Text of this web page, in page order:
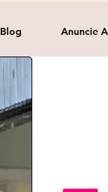
Blog Anuncie